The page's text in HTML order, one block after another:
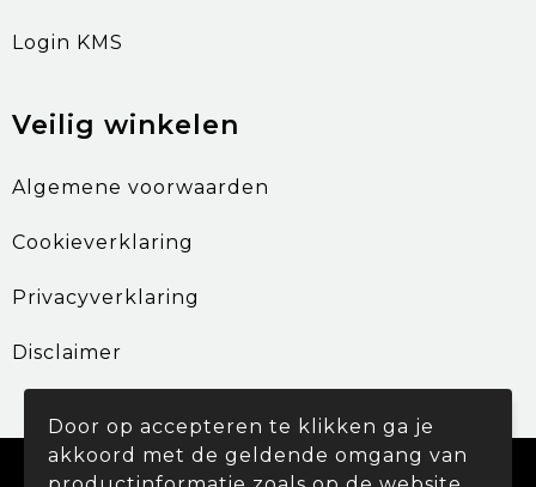
Login KMS
Veilig winkelen
Algemene voorwaarden
Cookieverklaring
Privacyverklaring
Disclaimer
© Copyright Promohouse 2024
Door op accepteren te klikken ga je
akkoord met de geldende omgang van